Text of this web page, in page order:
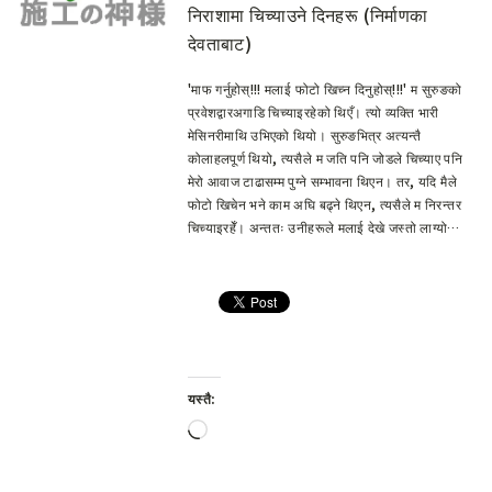
निराशामा चिच्याउने दिनहरू (निर्माणका
देवताबाट)
'माफ गर्नुहोस्!!! मलाई फोटो खिच्न दिनुहोस्!!!' म सुरुङको
प्रवेशद्वारअगाडि चिच्याइरहेको थिएँ। त्यो व्यक्ति भारी
मेसिनरीमाथि उभिएको थियो। सुरुङभित्र अत्यन्तै
कोलाहलपूर्ण थियो, त्यसैले म जति पनि जोडले चिच्याए पनि
मेरो आवाज टाढासम्म पुग्ने सम्भावना थिएन। तर, यदि मैले
फोटो खिचेन भने काम अघि बढ्ने थिएन, त्यसैले म निरन्तर
चिच्याइरहेँ। अन्ततः उनीहरूले मलाई देखे जस्तो लाग्यो…
यस्तै:
लोड